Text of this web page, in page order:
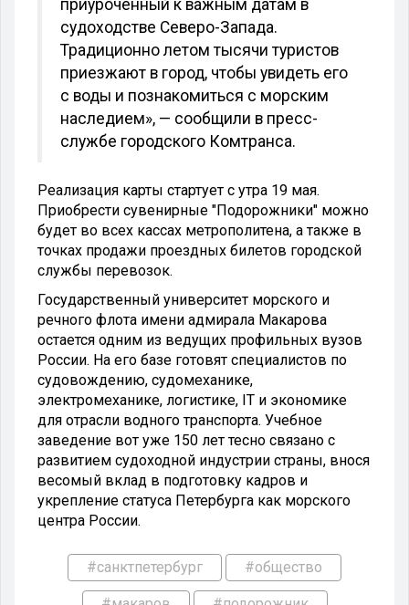
приуроченный к важным датам в
судоходстве Северо-Запада.
Традиционно летом тысячи туристов
приезжают в город, чтобы увидеть его
с воды и познакомиться с морским
наследием», — сообщили в пресс-
службе городского Комтранса.
Реализация карты стартует с утра 19 мая.
Приобрести сувенирные "Подорожники" можно
будет во всех кассах метрополитена, а также в
точках продажи проездных билетов городской
службы перевозок.
Государственный университет морского и
речного флота имени адмирала Макарова
остается одним из ведущих профильных вузов
России. На его базе готовят специалистов по
судовождению, судомеханике,
электромеханике, логистике, IT и экономике
для отрасли водного транспорта. Учебное
заведение вот уже 150 лет тесно связано с
развитием судоходной индустрии страны, внося
весомый вклад в подготовку кадров и
укрепление статуса Петербурга как морского
центра России.
#санктпетербург #общество